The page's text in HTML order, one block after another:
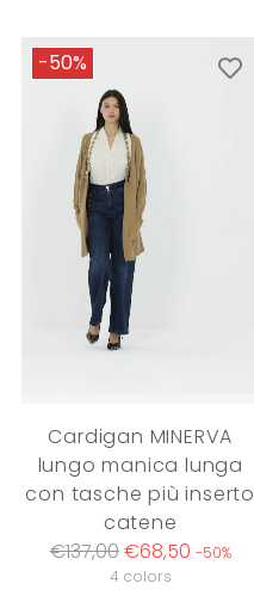
-50%
Cardigan MINERVA
lungo manica lunga
con tasche più inserto
catene
Regular
€137,00€68,50 -50%
4 colors